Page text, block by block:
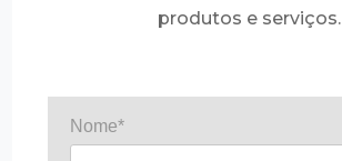
produtos e serviços.
Nome*